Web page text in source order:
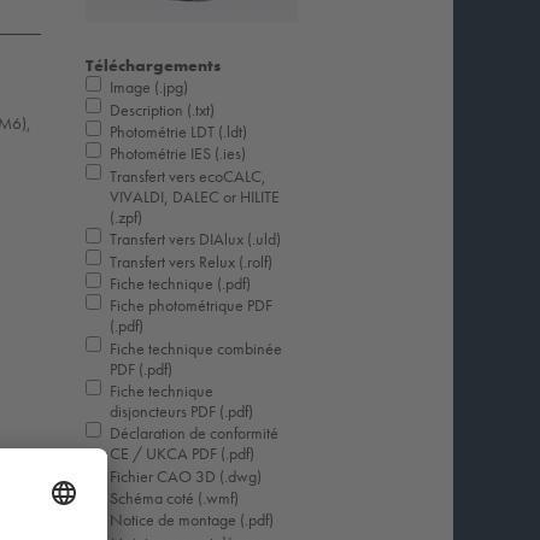
Téléchargements
Image (.jpg)
Description (.txt)
Photométrie LDT (.ldt)
Photométrie IES (.ies)
Transfert vers ecoCALC,
VIVALDI, DALEC or HILITE
(.zpf)
Transfert vers DIAlux (.uld)
Transfert vers Relux (.rolf)
Fiche technique (.pdf)
Fiche photométrique PDF
(.pdf)
Fiche technique combinée
PDF (.pdf)
Fiche technique
disjoncteurs PDF (.pdf)
Déclaration de conformité
CE / UKCA PDF (.pdf)
Fichier CAO 3D (.dwg)
Schéma coté (.wmf)
Notice de montage (.pdf)